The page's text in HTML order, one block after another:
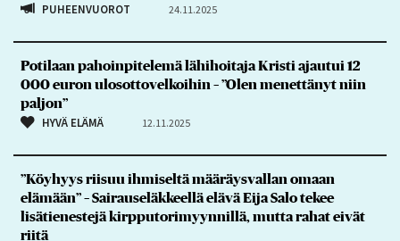
PUHEENVUOROT 24.11.2025
Potilaan pahoinpitelemä lähihoitaja Kristi ajautui 12
000 euron ulosottovelkoihin – ”Olen menettänyt niin
paljon”
HYVÄ ELÄMÄ 12.11.2025
”Köyhyys riisuu ihmiseltä määräysvallan omaan
elämään” – Sairauseläkkeellä elävä Eija Salo tekee
lisätienestejä kirpputorimyynnillä, mutta rahat eivät
riitä